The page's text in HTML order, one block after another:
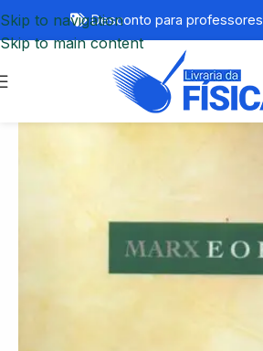
Skip to navigation
Skip to main content
Desconto para professores,